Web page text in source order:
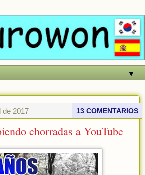
▼
de 2017 13 COMENTARIOS
chorradas a YouTube